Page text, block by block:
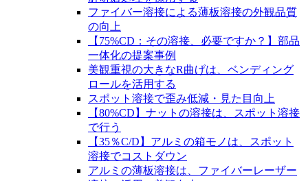
ファイバー溶接による薄板溶接の外観品質
の向上
【75%CD：その溶接、必要ですか？】部品
一体化の提案事例
美観重視の大きなR曲げは、ベンディング
ロールを活用する
スポット溶接で歪み低減・見た目向上
【80%CD】ナットの溶接は、スポット溶接
で行う
【35％C/D】アルミの箱モノは、スポット
溶接でコストダウン
アルミの薄板溶接は、ファイバーレーザー